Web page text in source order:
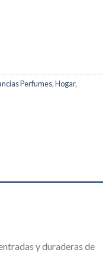
Perfumes,Hogar,
y duraderas de